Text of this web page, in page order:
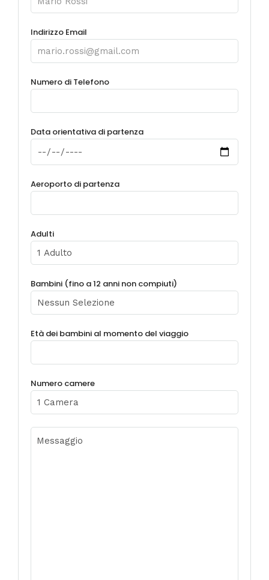
Indirizzo Email
Numero di Telefono
Data orientativa di partenza
Aeroporto di partenza
Adulti
Bambini (fino a 12 anni non compiuti)
Età dei bambini al momento del viaggio
Numero camere